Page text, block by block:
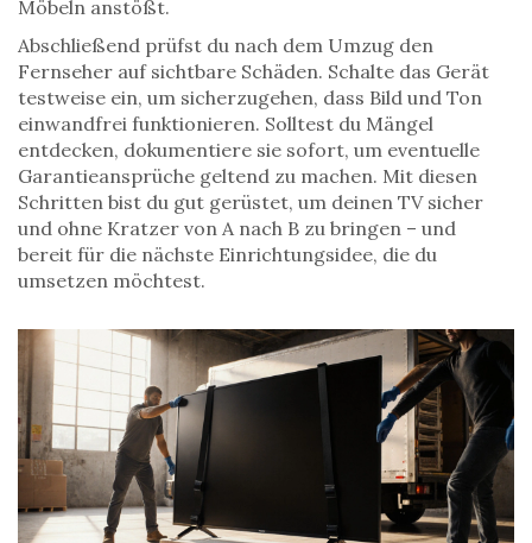
Möbeln anstößt.
Abschließend prüfst du nach dem Umzug den
Fernseher auf sichtbare Schäden. Schalte das Gerät
testweise ein, um sicherzugehen, dass Bild und Ton
einwandfrei funktionieren. Solltest du Mängel
entdecken, dokumentiere sie sofort, um eventuelle
Garantieansprüche geltend zu machen. Mit diesen
Schritten bist du gut gerüstet, um deinen TV sicher
und ohne Kratzer von A nach B zu bringen – und
bereit für die nächste Einrichtungsidee, die du
umsetzen möchtest.